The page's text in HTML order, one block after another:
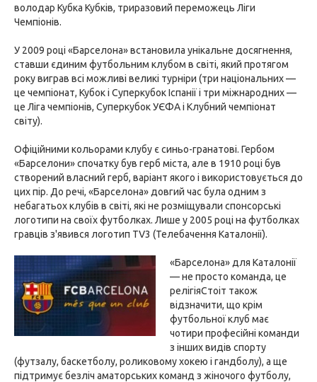
володар Кубка Кубків, триразовий переможець Ліги
Чемпіонів.
У 2009 році «Барселона» встановила унікальне досягнення,
ставши єдиним футбольним клубом в світі, який протягом
року виграв всі можливі великі турніри (три національних —
це чемпіонат, Кубок і Суперкубок Іспанії і три міжнародних —
це Ліга чемпіонів, Суперкубок УЄФА і Клубний чемпіонат
світу).
Офіційними кольорами клубу є синьо-гранатові. Гербом
«Барселони» спочатку був герб міста, але в 1910 році був
створений власний герб, варіант якого і використовується до
цих пір. До речі, «Барселона» довгий час була одним з
небагатьох клубів в світі, які не розміщували спонсорські
логотипи на своїх футболках. Лише у 2005 році на футболках
гравців з'явився логотип TV3 (Телебачення Каталонії).
«Барселона» для Каталонії
— не просто команда, це
релігіяСтоіт також
відзначити, що крім
футбольної клуб має
чотири професійні команди
з інших видів спорту
(футзалу, баскетболу, роликовому хокею і гандболу), а ще
підтримує безліч аматорських команд з жіночого футболу,